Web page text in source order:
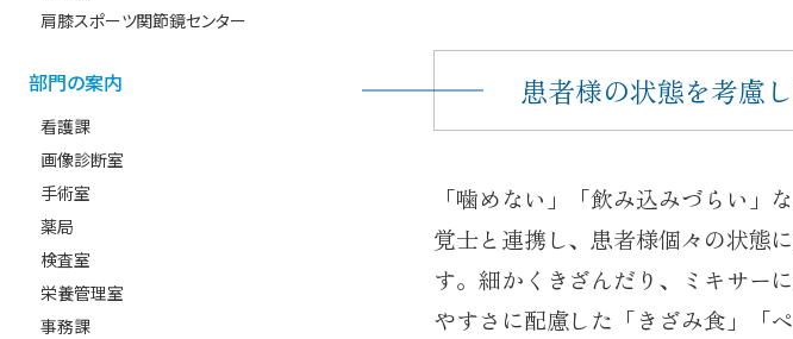
肩膝スポーツ関節鏡センター
部門の案内
看護課
画像診断室
手術室
薬局
検査室
栄養管理室
事務課
患者様の状態を考慮
「噛めない」「飲み込みづらい」
覚士と連携し、患者様個々の状態
す。細かくきざんだり、ミキサー
やすさに配慮した「きざみ食」「